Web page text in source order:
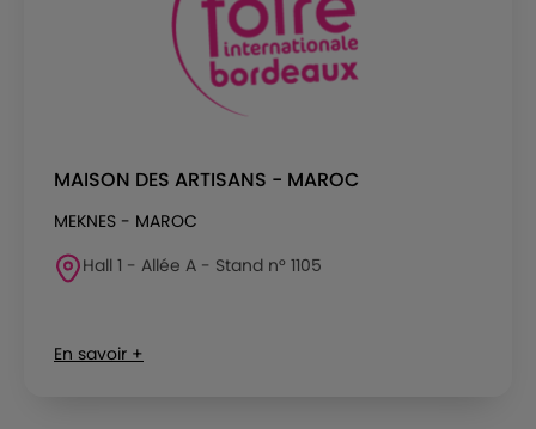
MAISON DES ARTISANS - MAROC
MEKNES - MAROC
Hall 1 - Allée A - Stand n° 1105
En savoir +